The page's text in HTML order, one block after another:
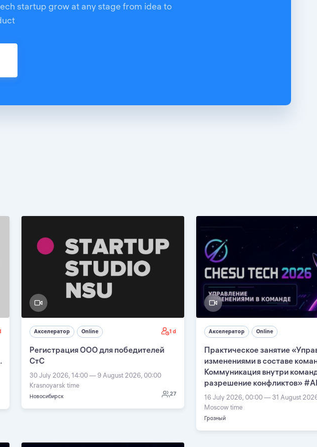
startup grow at any stage from idea to
Акселератор Online 1 d
Регистрация ООО для победителей
СтС
30 July 2026, 14:00 — 9 August 2026, 00:00
Krasnoyarsk time
Новосибирск 27
Акселератор Online
Практическое занятие
изменениями в составе
Коммуникация внутри
разрешение конфликтов»
16 July 2026, 00:00 — 31 August
Moscow time
Грозный